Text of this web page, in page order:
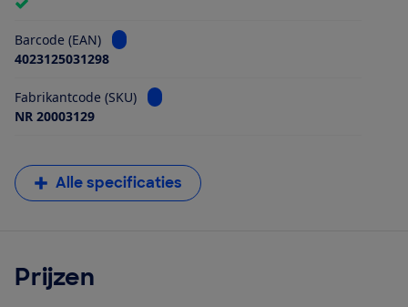
Barcode (EAN)
Bekijk informatie voor Barcode (EAN)
4023125031298
Fabrikantcode (SKU)
Bekijk informatie voor Fabrikantcode (SKU)
NR 20003129
Alle specificaties
Prijzen